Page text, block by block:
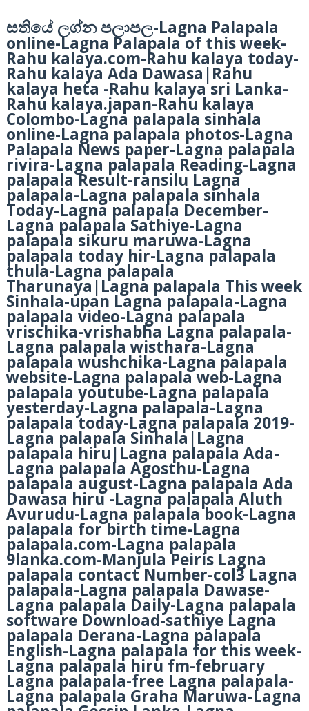
සතියේ ලග්න පලාපල-Lagna Palapala
online-Lagna Palapala of this week-
Rahu kalaya.com-Rahu kalaya today-
Rahu kalaya Ada Dawasa|Rahu
kalaya heta -Rahu kalaya sri Lanka-
Rahu kalaya.japan-Rahu kalaya
Colombo-Lagna palapala sinhala
online-Lagna palapala photos-Lagna
Palapala News paper-Lagna palapala
rivira-Lagna palapala Reading-Lagna
palapala Result-ransilu Lagna
palapala-Lagna palapala sinhala
Today-Lagna palapala December-
Lagna palapala Sathiye-Lagna
palapala sikuru maruwa-Lagna
palapala today hir-Lagna palapala
thula-Lagna palapala
Tharunaya|Lagna palapala This week
Sinhala-upan Lagna palapala-Lagna
palapala video-Lagna palapala
vrischika-vrishabha Lagna palapala-
Lagna palapala wisthara-Lagna
palapala wushchika-Lagna palapala
website-Lagna palapala web-Lagna
palapala youtube-Lagna palapala
yesterday-Lagna palapala-Lagna
palapala today-Lagna palapala 2019-
Lagna palapala Sinhala|Lagna
palapala hiru|Lagna palapala Ada-
Lagna palapala Agosthu-Lagna
palapala august-Lagna palapala Ada
Dawasa hiru -Lagna palapala Aluth
Avurudu-Lagna palapala book-Lagna
palapala for birth time-Lagna
palapala.com-Lagna palapala
9lanka.com-Manjula Peiris Lagna
palapala contact Number-col3 Lagna
palapala-Lagna palapala Dawase-
Lagna palapala Daily-Lagna palapala
software Download-sathiye Lagna
palapala Derana-Lagna palapala
English-Lagna palapala for this week-
Lagna palapala hiru fm-february
Lagna palapala-free Lagna palapala-
Lagna palapala Graha Maruwa-Lagna